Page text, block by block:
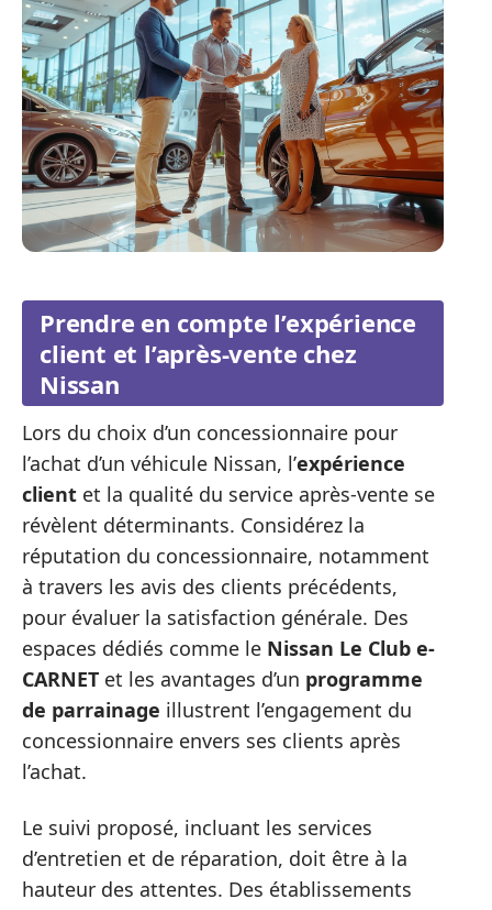
Prendre en compte l’expérience
client et l’après-vente chez
Nissan
Lors du choix d’un concessionnaire pour
l’achat d’un véhicule Nissan, l’expérience
client et la qualité du service après-vente se
révèlent déterminants. Considérez la
réputation du concessionnaire, notamment
à travers les avis des clients précédents,
pour évaluer la satisfaction générale. Des
espaces dédiés comme le Nissan Le Club e-
CARNET et les avantages d’un programme
de parrainage illustrent l’engagement du
concessionnaire envers ses clients après
l’achat.
Le suivi proposé, incluant les services
d’entretien et de réparation, doit être à la
hauteur des attentes. Des établissements